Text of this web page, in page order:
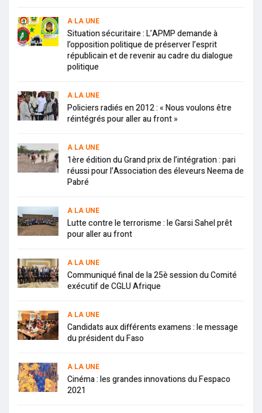
A LA UNE
Situation sécuritaire : L’APMP demande à
l’opposition politique de préserver l’esprit
républicain et de revenir au cadre du dialogue
politique
A LA UNE
Policiers radiés en 2012 : « Nous voulons être
réintégrés pour aller au front »
A LA UNE
1ère édition du Grand prix de l’intégration : pari
réussi pour l’Association des éleveurs Neema de
Pabré
A LA UNE
Lutte contre le terrorisme : le Garsi Sahel prêt
pour aller au front
A LA UNE
Communiqué final de la 25è session du Comité
exécutif de CGLU Afrique
A LA UNE
Candidats aux différents examens : le message
du président du Faso
A LA UNE
Cinéma : les grandes innovations du Fespaco
2021